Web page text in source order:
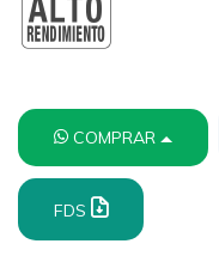
COMPRAR
FDS